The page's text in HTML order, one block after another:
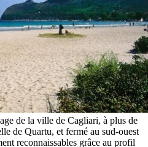
de la ville de Cagliari, à plus de
de Quartu, et fermé au sud-ouest
reconnaissables grâce au profil